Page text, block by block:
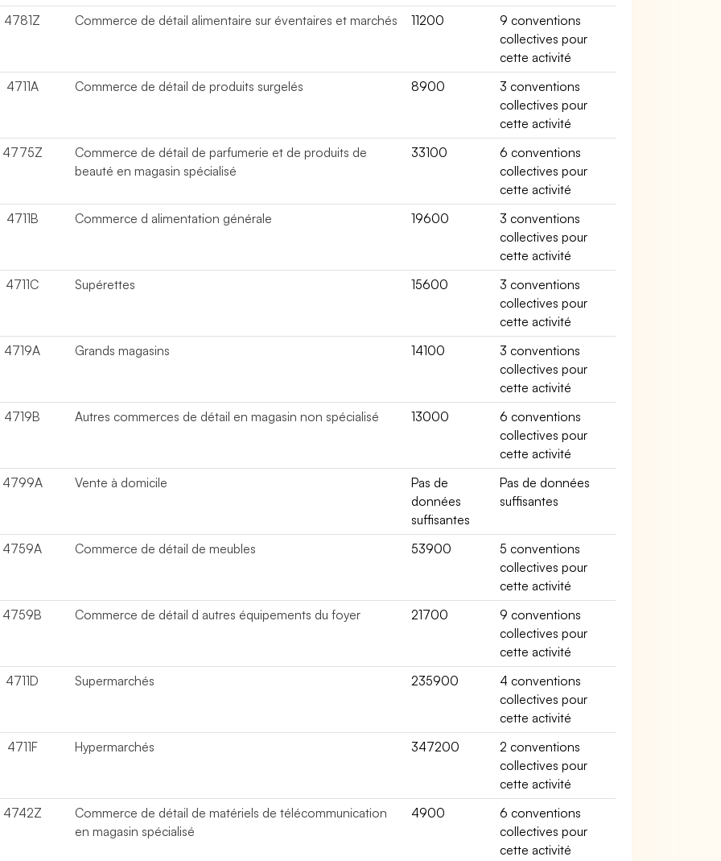
4781Z Commerce de détail alimentaire sur éventaires et marchés 11200
9 conventions
collectives pour
cette activité
4711A
Commerce de détail de produits surgelés 8900
3 conventions
collectives pour
cette activité
4775Z
Commerce de détail de parfumerie et de produits de
beauté en magasin spécialisé
33100
6 conventions
collectives pour
cette activité
4711B
Commerce d alimentation générale 19600
3 conventions
collectives pour
cette activité
4711C
Supérettes 15600
3 conventions
collectives pour
cette activité
4719A
Grands magasins 14100
3 conventions
collectives pour
cette activité
4719B
Autres commerces de détail en magasin non spécialisé 13000
6 conventions
collectives pour
cette activité
4799A
Vente à domicile
Pas de
données
suffisantes
Pas de données
suffisantes
4759A Commerce de détail de meubles 53900
5 conventions
collectives pour
cette activité
4759B
Commerce de détail d autres équipements du foyer 21700
9 conventions
collectives pour
cette activité
4711D
Supermarchés 235900
4 conventions
collectives pour
cette activité
4711F
Hypermarchés 347200
2 conventions
collectives pour
cette activité
4742Z
Commerce de détail de matériels de télécommunication
en magasin spécialisé
4900
6 conventions
collectives pour
cette activité